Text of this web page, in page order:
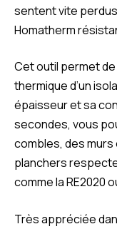
sentent vite
Homatherm
Cet outil permet
thermique d’un
épaisseur et sa
secondes, vous
combles, des
planchers
comme la RE2020
Très appréciée